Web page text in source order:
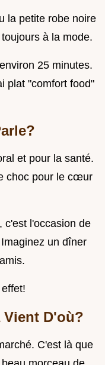
la petite robe noire
à la mode.
25 minutes.
plat "comfort food"
et pour la santé.
choc pour le cœur
c'est l'occasion de
un dîner
D'où?
C'est là que